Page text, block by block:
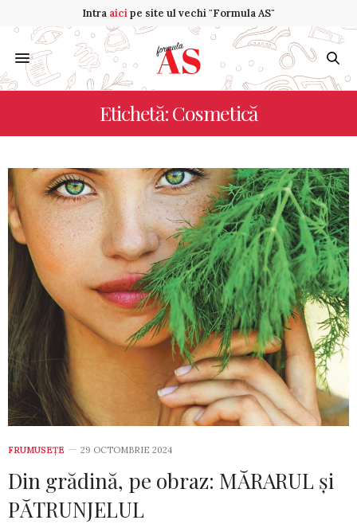
Intra aicipe site ul vechi "Formula AS"
Etichetă: Cosmetică
FRUMUSEȚE 29 OCTOMBRIE 2024
Din grădină, pe obraz: MĂRARUL și
PĂTRUNJELUL